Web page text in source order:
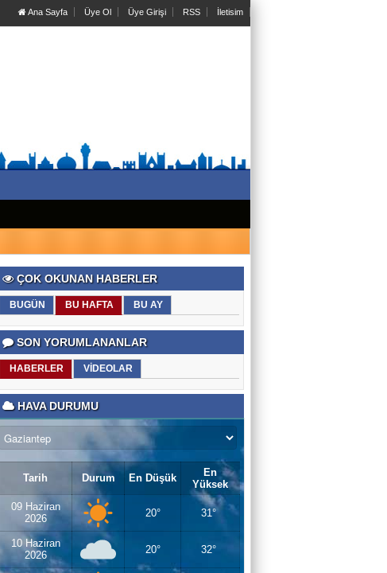
Ana Sayfa Üye Ol Üye Girişi RSS İletisim
ÇOK OKUNAN HABERLER
BUGÜN BU HAFTA BU AY
SON YORUMLANANLAR
HABERLER VİDEOLAR
HAVA DURUMU
Tarih Durum En Düşük
En
Yüksek
09 Haziran
2026
20° 31°
10 Haziran
2026
20° 32°